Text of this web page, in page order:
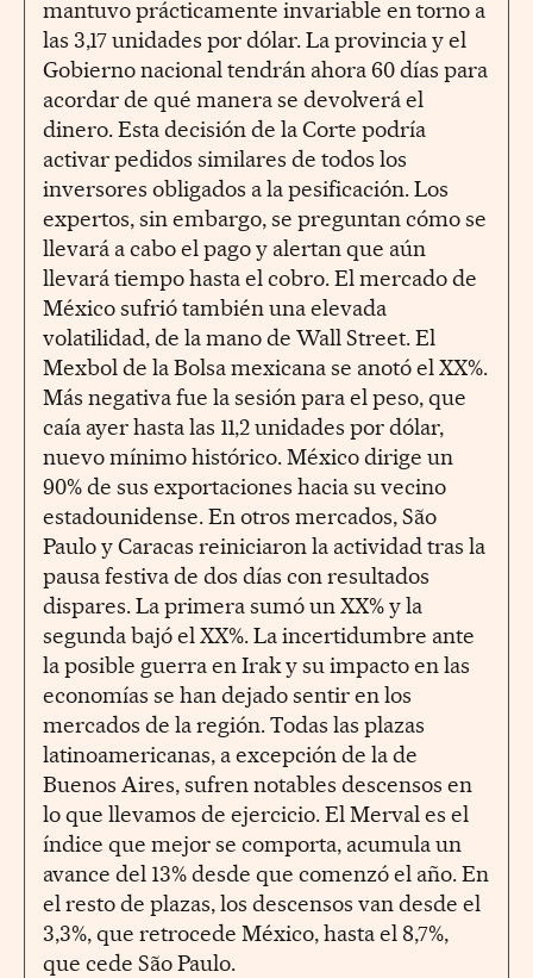
mantuvo prácticamente invariable en torno a
las 3,17 unidades por dólar. La provincia y el
Gobierno nacional tendrán ahora 60 días para
acordar de qué manera se devolverá el
dinero. Esta decisión de la Corte podría
activar pedidos similares de todos los
inversores obligados a la pesificación. Los
expertos, sin embargo, se preguntan cómo se
llevará a cabo el pago y alertan que aún
llevará tiempo hasta el cobro. El mercado de
México sufrió también una elevada
volatilidad, de la mano de Wall Street. El
Mexbol de la Bolsa mexicana se anotó el XX%.
Más negativa fue la sesión para el peso, que
caía ayer hasta las 11,2 unidades por dólar,
nuevo mínimo histórico. México dirige un
90% de sus exportaciones hacia su vecino
estadounidense. En otros mercados, São
Paulo y Caracas reiniciaron la actividad tras la
pausa festiva de dos días con resultados
dispares. La primera sumó un XX% y la
segunda bajó el XX%. La incertidumbre ante
la posible guerra en Irak y su impacto en las
economías se han dejado sentir en los
mercados de la región. Todas las plazas
latinoamericanas, a excepción de la de
Buenos Aires, sufren notables descensos en
lo que llevamos de ejercicio. El Merval es el
índice que mejor se comporta, acumula un
avance del 13% desde que comenzó el año. En
el resto de plazas, los descensos van desde el
3,3%, que retrocede México, hasta el 8,7%,
que cede São Paulo.